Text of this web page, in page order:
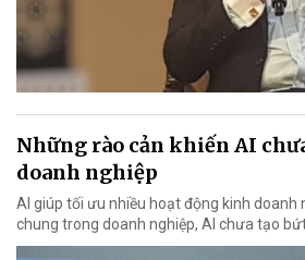
Những rào cản khiến AI
doanh nghiệp
AI giúp tối ưu nhiều hoạt động kinh
chung trong doanh nghiệp, AI chưa tạo